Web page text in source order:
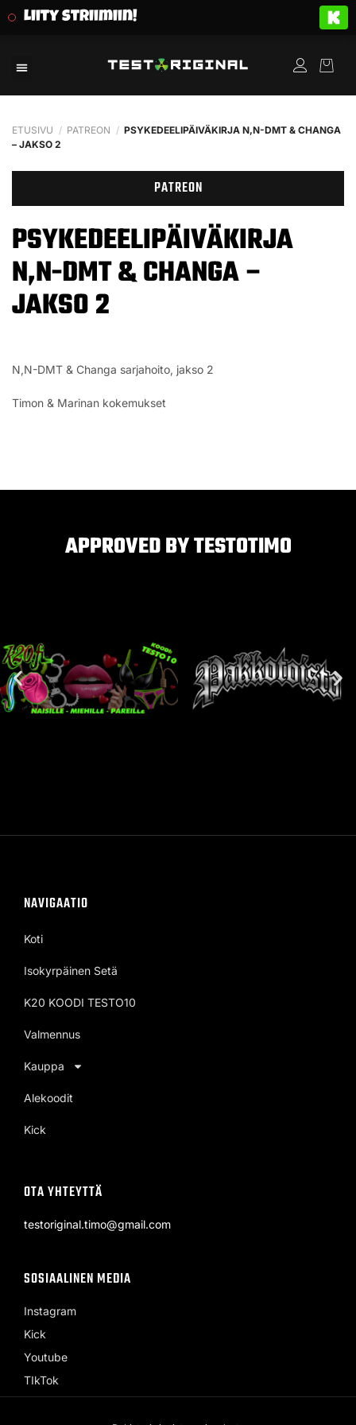
Liity striimiin!
ETUSIVU / PATREON / PSYKEDEELIPÄIVÄKIRJA N,N-DMT & CHANGA
– JAKSO 2
PATREON
PSYKEDEELIPÄIVÄKIRJA
N,N-DMT & CHANGA –
JAKSO 2
N,N-DMT & Changa sarjahoito, jakso 2
Timon & Marinan kokemukset
APPROVED BY TESTOTIMO
NAVIGAATIO
Koti
Isokyrpäinen Setä
K20 KOODI TESTO10
Valmennus
Kauppa
Alekoodit
Kick
OTA YHTEYTTÄ
testoriginal.timo@gmail.com
SOSIAALINEN MEDIA
Instagram
Kick
Youtube
TIkTok